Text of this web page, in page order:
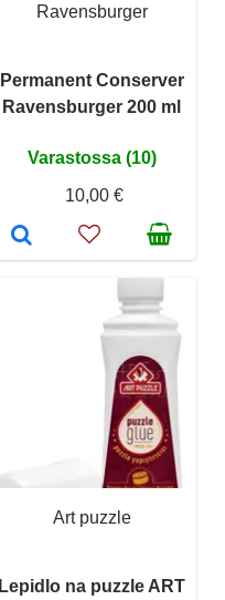
Ravensburger
Permanent Conserver
Ravensburger 200 ml
Varastossa (10)
10,00 €
Art puzzle
Lepidlo na puzzle ART